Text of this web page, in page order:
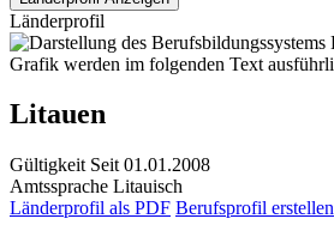
Länderprofil
Litauen
Gültigkeit Seit 01.01.2008
Amtssprache Litauisch
Länderprofil als PDF Berufsprofil erstellen